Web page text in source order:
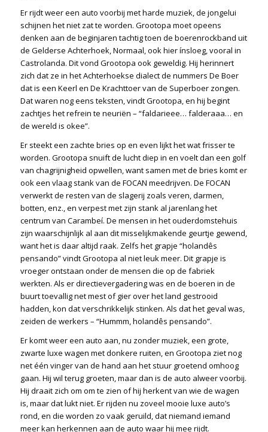
Er rijdt weer een auto voorbij met harde muziek, de jongelui
schijnen het niet zat te worden. Grootopa moet opeens
denken aan de beginjaren tachtig toen de boerenrockband uit
de Gelderse Achterhoek, Normaal, ook hier ínsloeg, vooral in
Castrolanda. Dit vond Grootopa ook geweldig. Hij herinnert
zich dat ze in het Achterhoekse dialect de nummers De Boer
dat is een Keerl en De Krachttoer van de Superboer zongen.
Dat waren nog eens teksten, vindt Grootopa, en hij begint
zachtjes het refrein te neuriën – “faldarieee… falderaaa… en
de wereld is okee”.
Er steekt een zachte bries op en even lijkt het wat frisser te
worden. Grootopa snuift de lucht diep in en voelt dan een golf
van chagrijnigheid opwellen, want samen met de bries komt er
ook een vlaag stank van de FOCAN meedrijven. De FOCAN
verwerkt de resten van de slagerij zoals veren, darmen,
botten, enz., en verpest met zijn stank al jarenlang het
centrum van Carambeí. De mensen in het ouderdomstehuis
zijn waarschijnlijk al aan dit misselijkmakende geurtje gewend,
want het is daar altijd raak. Zelfs het grapje “holandês
pensando” vindt Grootopa al niet leuk meer. Dit grapje is
vroeger ontstaan onder de mensen die op de fabriek
werkten. Als er directievergadering was en de boeren in de
buurt toevallig net mest of gier over het land gestrooid
hadden, kon dat verschrikkelijk stinken. Als dat het geval was,
zeiden de werkers – “Hummm, holandês pensando”.
Er komt weer een auto aan, nu zonder muziek, een grote,
zwarte luxe wagen met donkere ruiten, en Grootopa ziet nog
net één vinger van de hand aan het stuur groetend omhoog
gaan. Hij wil terug groeten, maar dan is de auto alweer voorbij.
Hij draait zich om om te zien of hij herkent van wie de wagen
is, maar dat lukt niet. Er rijden nu zoveel mooie luxe auto’s
rond, en die worden zo vaak geruild, dat niemand iemand
meer kan herkennen aan de auto waar hij mee rijdt.